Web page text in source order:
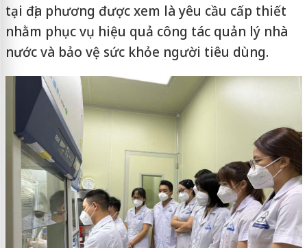
tại địa phương được xem là yêu cầu cấp thiết
nhằm phục vụ hiệu quả công tác quản lý nhà
nước và bảo vệ sức khỏe người tiêu dùng.